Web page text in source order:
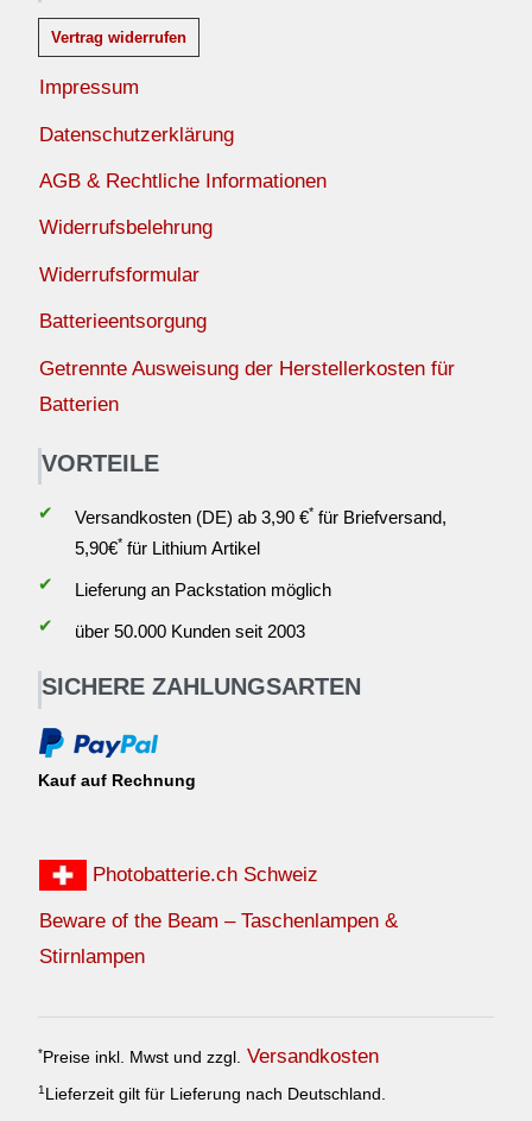
Vertrag widerrufen
Impressum
Datenschutzerklärung
AGB & Rechtliche Informationen
Widerrufsbelehrung
Widerrufsformular
Batterieentsorgung
Getrennte Ausweisung der Herstellerkosten für
Batterien
VORTEILE
✔ Versandkosten (DE) ab 3,90 €*für Briefversand,
5,90€*für Lithium Artikel
✔
Lieferung an Packstation möglich
✔
über 50.000 Kunden seit 2003
SICHERE ZAHLUNGSARTEN
Kauf auf Rechnung
Photobatterie.ch Schweiz
Beware of the Beam – Taschenlampen &
Stirnlampen
*Preise inkl. Mwst und zzgl. Versandkosten
1 Lieferzeit gilt für Lieferung nach Deutschland.